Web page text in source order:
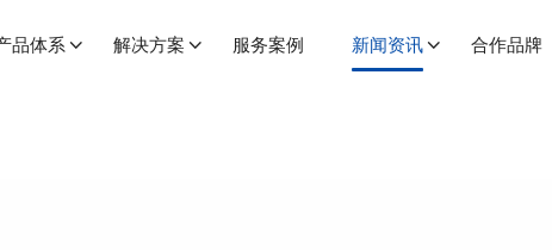
品体系 解决方案 服务案例 新闻资讯 合作品牌